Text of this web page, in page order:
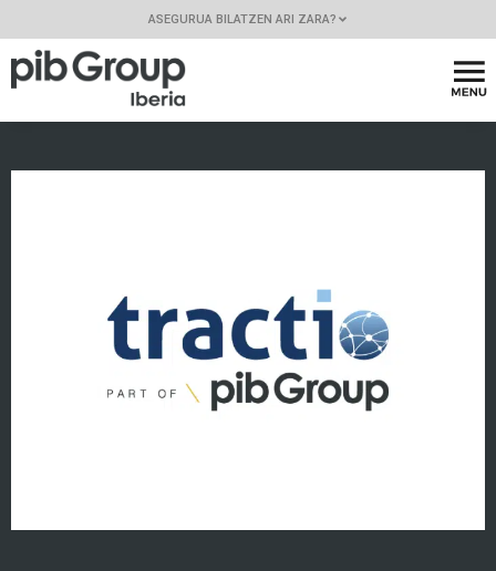
ASEGURUA BILATZEN ARI ZARA?